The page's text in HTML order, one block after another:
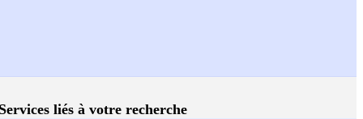
Services liés à votre recherche